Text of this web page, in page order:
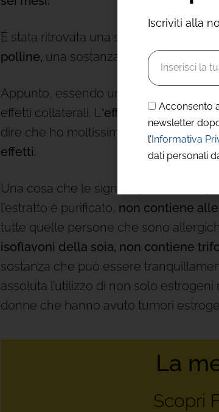
È stata ritrovata una sostanza
polline, una sostanza i cui numerosi
Appunto, essendo un integratore, va
effetti collaterali. L‘effetto giunge con
dire che ho moltissime pazienti che
effetti.
Una cosa che le signore potrebbero
l’estratto è purificato, non contiene
tutte quelle persone che sono
isoflavoni della soia, non contiene
sostanza che può essere
assoluta l’utilizzo di non solo
donne che hanno avuto tumori
La
Scopri
Iscriviti alla
Acconsento
newsletter
l’Informativa
dati personali